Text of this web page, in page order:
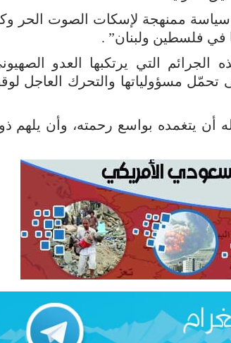
سياسة ممنهجة لإسكات الصوت الحر
في فلسطين ولبنان” .
التي يرتكبها العدو
تحمّل مسؤولياتها والتحرك العاجل
أن يتغمده بواسع رحمته، وأن يلهم